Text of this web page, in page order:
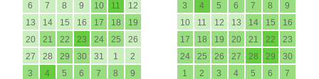
6
7 8 9 10 11
12
13
14 15 16 17 18
19
20
21 22 23 24 25
26
27
28 29 30 31 1
2
3
4 5 6 7 8 9
3
4 5 6 7 8
9
10
11 12 13 14 15
16
17
18 19 20 21 22
23
24
25 26 27 28 29
30
1
2 3 4 5 6 7